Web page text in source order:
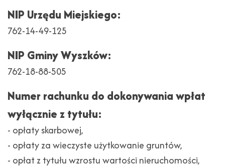
Informacji
Publicznej
NIP Urzędu Miejskiego:
762-14-49-125
NIP Gminy Wyszków:
762-18-88-505
Numer rachunku do dokonywania wpłat
wyłącznie z tytułu:
- opłaty skarbowej,
- opłaty za wieczyste użytkowanie gruntów,
- opłat z tytułu wzrostu wartości nieruchomości,